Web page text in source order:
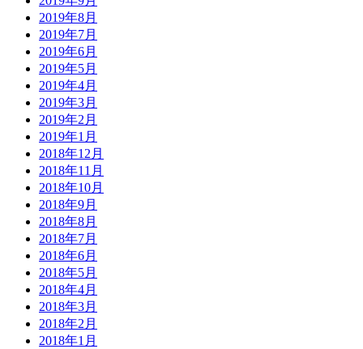
2019年8月
2019年7月
2019年6月
2019年5月
2019年4月
2019年3月
2019年2月
2019年1月
2018年12月
2018年11月
2018年10月
2018年9月
2018年8月
2018年7月
2018年6月
2018年5月
2018年4月
2018年3月
2018年2月
2018年1月